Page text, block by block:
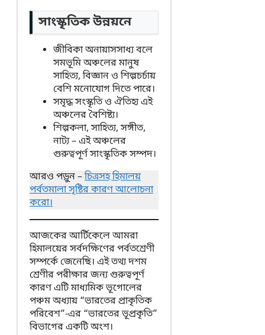
সাংস্কৃতিক উন্নয়নে
জীবিকা অনায়াসসাধ্য বলে
সমভূমি অঞ্চলের মানুষ
সাহিত্য, বিজ্ঞান ও শিল্পচর্চায়
বেশি মনোযোগ দিতে পারে।
সমৃদ্ধ সংস্কৃতি ও ঐতিহ্য এই
অঞ্চলের বৈশিষ্ট্য।
শিল্পকলা, সাহিত্য, সঙ্গীত,
নাট্য – এই অঞ্চলের
গুরুত্বপূর্ণ সাংস্কৃতিক সম্পদ।
আরও পড়ুন –চিত্রসহ হিমালয়
পর্বতমালা সৃষ্টির কারণ আলোচনা
করো।
আজকের আর্টিকেলে আমরা
হিমালয়ের সর্বদক্ষিণের পর্বতশ্রেণী
সম্পর্কে জেনেছি। এই তথ্য দশম
শ্রেণীর পরীক্ষার জন্য গুরুত্বপূর্ণ
কারণ এটি মাধ্যমিক ভূগোলের
পঞ্চম অধ্যায় “ভারতের প্রাকৃতিক
পরিবেশ”-এর “ভারতের ভূপ্রকৃতি”
বিভাগের একটি অংশ।